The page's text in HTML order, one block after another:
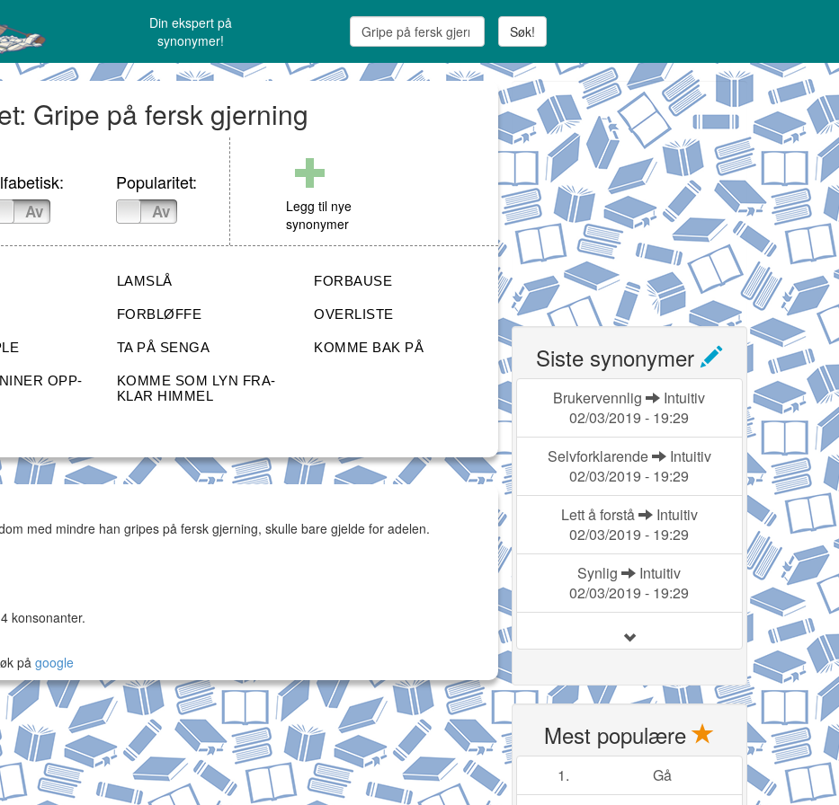
Din ekspert på
synonymer!
Søk!
Gripe på fersk gjerning
Av
Popularitet:
Av
Legg til nye
synonymer
LAMSLÅ FORBAUSE
FORBLØFFE OVERLISTE
TA PÅ SENGA KOMME BAK PÅ
OPP-
KOMME SOM LYN FRA-
KLAR HIMMEL
med mindre han gripes på fersk gjerning, skulle bare gjelde for adelen.
konsonanter.
pågoogle
Siste synonymer
Brukervennlig
Intuitiv
02/03/2019 - 19:29
Selvforklarende
Intuitiv
02/03/2019 - 19:29
Lett å forstå
Intuitiv
02/03/2019 - 19:29
Synlig
Intuitiv
02/03/2019 - 19:29
Mest populære
1.
Gå